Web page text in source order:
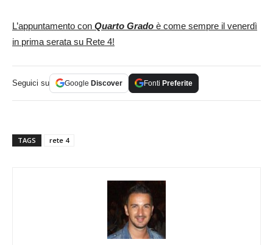
L’appuntamento con Quarto Grado è come sempre il venerdì
in prima serata su Rete 4!
Seguici su Google Discover Fonti Preferite
TAGS rete 4